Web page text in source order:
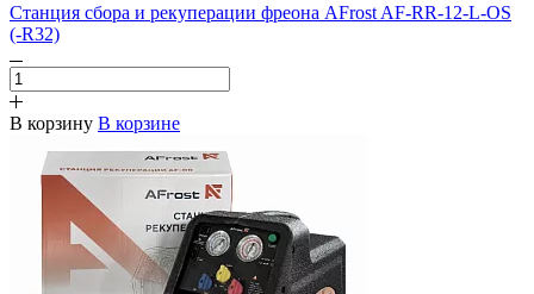
Станция сбора и рекуперации фреона AFrost AF-RR-12-L-OS
(-R32)
В корзину В корзине